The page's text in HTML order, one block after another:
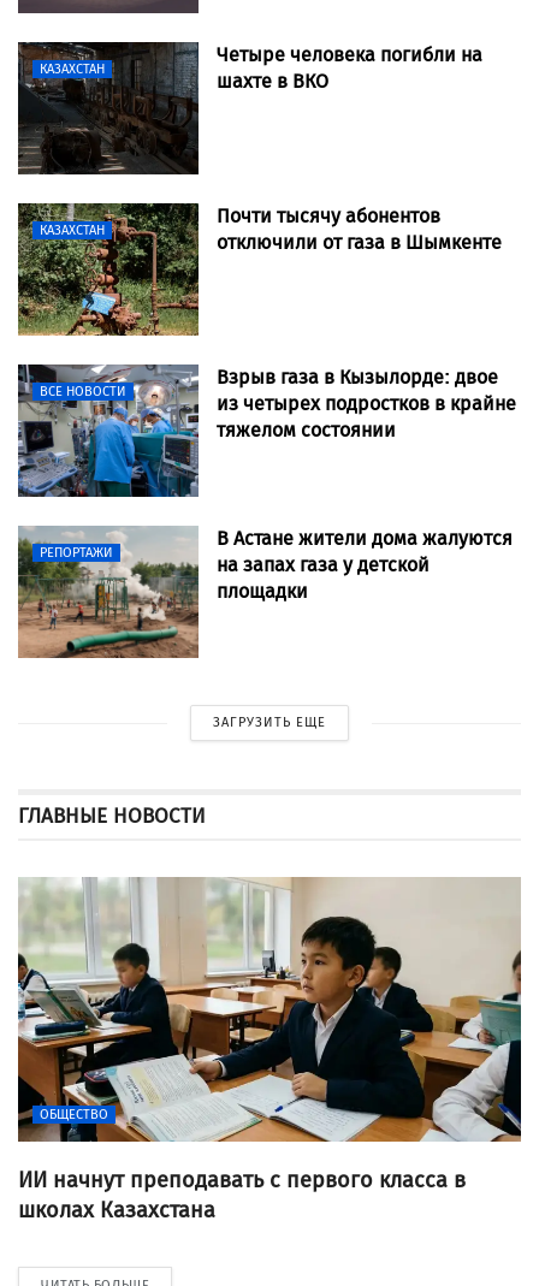
КАЗАХСТАН
Четыре человека погибли на
шахте в ВКО
КАЗАХСТАН
Почти тысячу абонентов
отключили от газа в Шымкенте
ВСЕ НОВОСТИ
Взрыв газа в Кызылорде: двое
из четырех подростков в крайне
тяжелом состоянии
РЕПОРТАЖИ
В Астане жители дома жалуются
на запах газа у детской
площадки
ЗАГРУЗИТЬ ЕЩЕ
ГЛАВНЫЕ НОВОСТИ
ОБЩЕСТВО
ИИ начнут преподавать с первого класса в
школах Казахстана